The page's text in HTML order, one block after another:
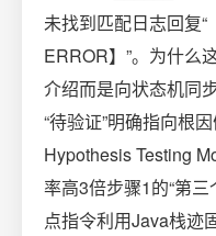
未找到匹配日志回复“
ERROR】”。为什么
介绍而是向状态机同
“待验证”明确指向根
Hypothesis Testing
率高3倍步骤1的“第
点指令利用Java栈迹